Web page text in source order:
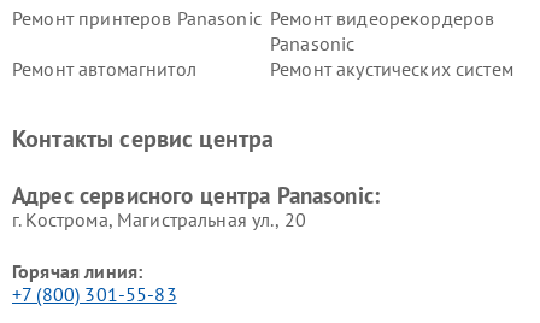
Ремонт принтеров Panasonic Ремонт видеорекордеров
Panasonic
Ремонт автомагнитол
Ремонт акустических систем
панелей Panasonic
Контакты сервис центра
Адрес сервисного центра Panasonic:
г. Кострома, Магистральная ул., 20
Горячая линия:
+7 (800) 301-55-83